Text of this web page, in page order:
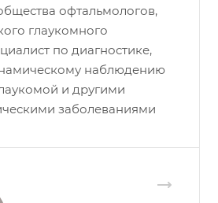
офтальмологов,
глаукомного
по диагностике,
наблюдению
и другими
заболеваниями